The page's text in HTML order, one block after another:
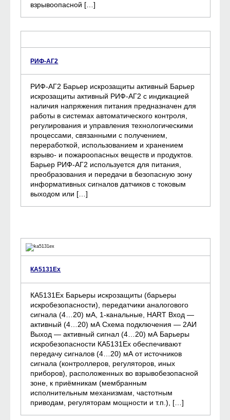
взрывоопасной […]
РИФ-АГ2
РИФ-АГ2 Барьер искрозащиты активный Барьер
искрозащиты активный РИФ-АГ2 с индикацией
наличия напряжения питания предназначен для
работы в системах автоматического контроля,
регулирования и управления технологическими
процессами, связанными с получением,
переработкой, использованием и хранением
взрыво- и пожароопасных веществ и продуктов.
Барьер РИФ-АГ2 используется для питания,
преобразования и передачи в безопасную зону
информативных сигналов датчиков с токовым
выходом или […]
КА5131Ех
КА5131Ех Барьеры искрозащиты (барьеры
искробезопасности), передатчики аналогового
сигнала (4…20) мА, 1-канальные, HART Вход —
активный (4…20) мА Схема подключения — 2АИ
Выход — активный сигнал (4…20) мА Барьеры
искробезопасности КА5131Ех обеспечивают
передачу сигналов (4…20) мА от источников
сигнала (контроллеров, регуляторов, иных
приборов), расположенных во взрывобезопасной
зоне, к приёмникам (мембранным
исполнительным механизмам, частотным
приводам, регуляторам мощности и т.п.), […]